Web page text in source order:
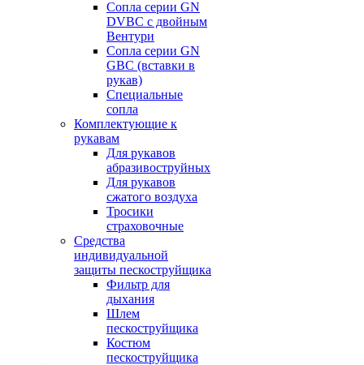
Сопла серии GN
DVBC с двойным
Вентури
Сопла серии GN
GBC (вставки в
рукав)
Специальные
сопла
Комплектующие к
рукавам
Для рукавов
абразивоструйных
Для рукавов
сжатого воздуха
Тросики
страховочные
Средства
индивидуальной
защиты пескоструйщика
Фильтр для
дыхания
Шлем
пескоструйщика
Костюм
пескоструйщика